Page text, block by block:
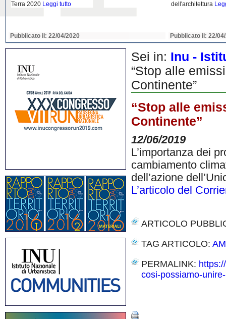
Terra 2020 Leggi tutto
Pubblicato il: 22/04/2020
dell'architettura
Pubblicato il: 22/
Sei in: Inu -
“Stop alle
Continente”
“Stop alle
Continente”
12/06/2019
L’importanza dei
cambiamento
dell’azione
L’articolo del
ARTICOLO
TAG ARTICOLO:
PERMALINK:
cosi-possiamo-